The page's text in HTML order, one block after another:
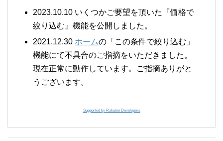
2023.10.10 いくつかご要望を頂いた『価格で
絞り込む』機能を公開しました。
2021.12.30 ホームの「この条件で絞り込む」
機能にて不具合のご指摘をいただきました。
現在正常に動作しています。ご指摘ありがと
うございます。
Supported by Rakuten Developers